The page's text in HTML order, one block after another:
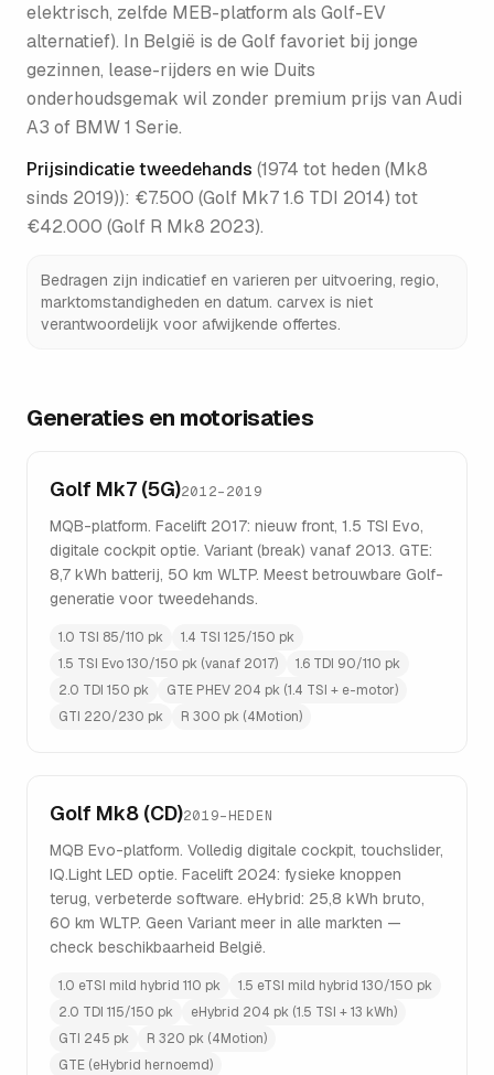
elektrisch, zelfde MEB-platform als Golf-EV
alternatief). In België is de Golf favoriet bij jonge
gezinnen, lease-rijders en wie Duits
onderhoudsgemak wil zonder premium prijs van Audi
A3 of BMW 1 Serie.
Prijsindicatie tweedehands (1974 tot heden (Mk8
sinds 2019)): €7.500 (Golf Mk7 1.6 TDI 2014) tot
€42.000 (Golf R Mk8 2023).
Bedragen zijn indicatief en varieren per uitvoering, regio,
marktomstandigheden en datum. carvex is niet
verantwoordelijk voor afwijkende offertes.
Generaties en motorisaties
Golf Mk7 (5G)2012–2019
MQB-platform. Facelift 2017: nieuw front, 1.5 TSI Evo,
digitale cockpit optie. Variant (break) vanaf 2013. GTE:
8,7 kWh batterij, 50 km WLTP. Meest betrouwbare Golf-
generatie voor tweedehands.
1.0 TSI 85/110 pk
1.4 TSI 125/150 pk
1.5 TSI Evo 130/150 pk (vanaf 2017)
1.6 TDI 90/110 pk
2.0 TDI 150 pk
GTE PHEV 204 pk (1.4 TSI + e-motor)
GTI 220/230 pk
R 300 pk (4Motion)
Golf Mk8 (CD)2019–HEDEN
MQB Evo-platform. Volledig digitale cockpit, touchslider,
IQ.Light LED optie. Facelift 2024: fysieke knoppen
terug, verbeterde software. eHybrid: 25,8 kWh bruto,
60 km WLTP. Geen Variant meer in alle markten —
check beschikbaarheid België.
1.0 eTSI mild hybrid 110 pk
1.5 eTSI mild hybrid 130/150 pk
2.0 TDI 115/150 pk
eHybrid 204 pk (1.5 TSI + 13 kWh)
GTI 245 pk
R 320 pk (4Motion)
GTE (eHybrid hernoemd)